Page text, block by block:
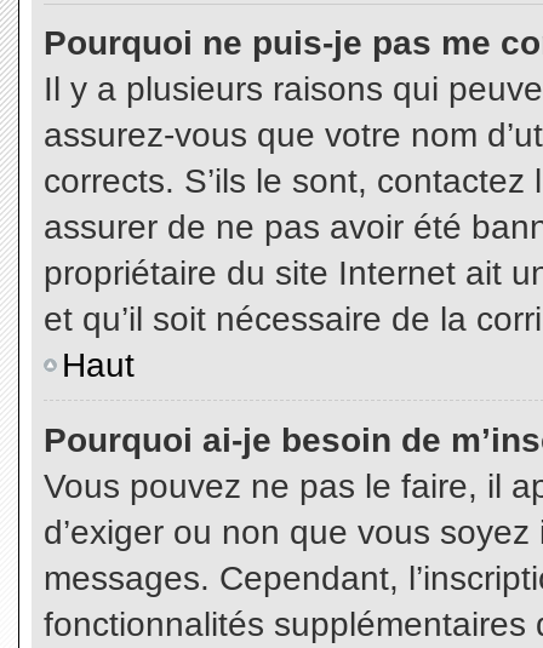
Pourquoi ne puis-je pas me
Il y a plusieurs raisons qui
assurez-vous que votre nom
corrects. S’ils le sont,
assurer de ne pas avoir été
propriétaire du site Internet ait
et qu’il soit nécessaire de la
Haut
Pourquoi ai-je besoin de
Vous pouvez ne pas le faire, il
d’exiger ou non que vous
messages. Cependant,
fonctionnalités